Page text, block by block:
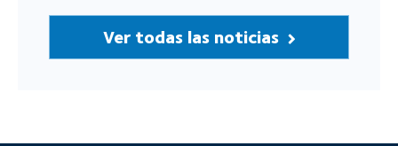
Ver todas las noticias